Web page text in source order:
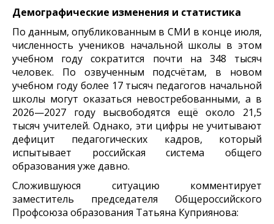
Демографические изменения и статистика
По данным, опубликованным в СМИ в конце июля,
численность учеников начальной школы в этом
учебном году сократится почти на 348 тысяч
человек. По озвученным подсчётам, в новом
учебном году более 17 тысяч педагогов начальной
школы могут оказаться невостребованными, а в
2026—2027 году высвободятся ещё около 21,5
тысяч учителей. Однако, эти цифры не учитывают
дефицит педагогических кадров, который
испытывает российская система общего
образования уже давно.
Сложившуюся ситуацию комментирует
заместитель председателя Общероссийского
Профсоюза образования Татьяна Куприянова: